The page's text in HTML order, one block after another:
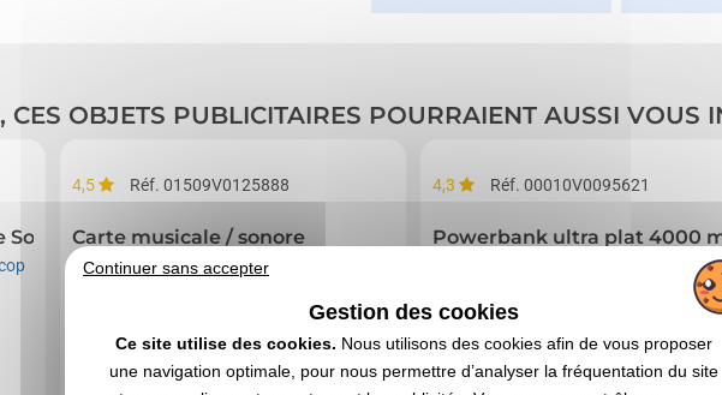
CES OBJETS PUBLICITAIRES POURRAIENT AUSSI VOUS
Sorecop (1 euro) comprise
4,5 Réf. 01509V0125888
Carte musicale / sonore
4,3 Réf. 00010V0095621
Powerbank ultra plat 4000
Continuer sans accepter
Gestion des cookies
Ce site utilise des cookies. Nous utilisons des cookies afin de vous proposer
une navigation optimale, pour nous permettre d’analyser la fréquentation du site